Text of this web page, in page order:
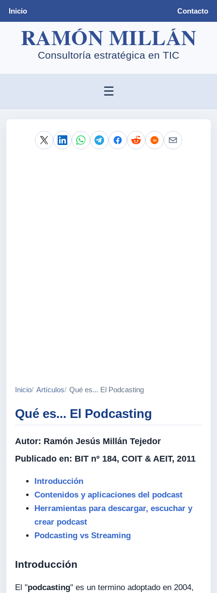
Inicio Contacto
☰
Inicio Artículos Qué es... El Podcasting
Qué es... El Podcasting
Autor: Ramón Jesús Millán Tejedor
Publicado en: BIT nº 184, COIT & AEIT, 2011
Introducción
Contenidos y aplicaciones del podcast
Herramientas para descargar, escuchar y
crear podcast
Podcasting vs Streaming
Introducción
El "podcasting" es un termino adoptado en 2004,